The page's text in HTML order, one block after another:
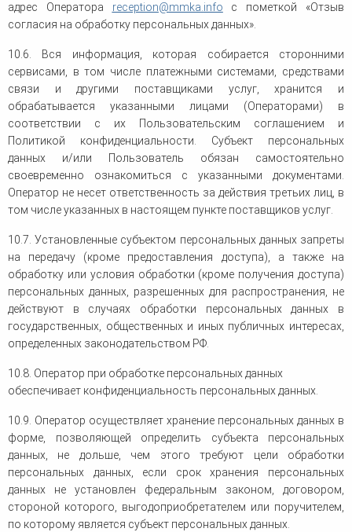
адрес Оператора reception@mmka.info с пометкой «Отзыв
согласия на обработку персональных данных».
10.6. Вся информация, которая собирается сторонними
сервисами, в том числе платежными системами, средствами
связи и другими поставщиками услуг, хранится и
обрабатывается указанными лицами (Операторами) в
соответствии с их Пользовательским соглашением и
Политикой конфиденциальности. Субъект персональных
данных и/или Пользователь обязан самостоятельно
своевременно ознакомиться с указанными документами.
Оператор не несет ответственность за действия третьих лиц, в
том числе указанных в настоящем пункте поставщиков услуг.
10.7. Установленные субъектом персональных данных запреты
на передачу (кроме предоставления доступа), а также на
обработку или условия обработки (кроме получения доступа)
персональных данных, разрешенных для распространения, не
действуют в случаях обработки персональных данных в
государственных, общественных и иных публичных интересах,
определенных законодательством РФ.
10.8. Оператор при обработке персональных данных
обеспечивает конфиденциальность персональных данных.
10.9. Оператор осуществляет хранение персональных данных в
форме, позволяющей определить субъекта персональных
данных, не дольше, чем этого требуют цели обработки
персональных данных, если срок хранения персональных
данных не установлен федеральным законом, договором,
стороной которого, выгодоприобретателем или поручителем,
по которому является субъект персональных данных.